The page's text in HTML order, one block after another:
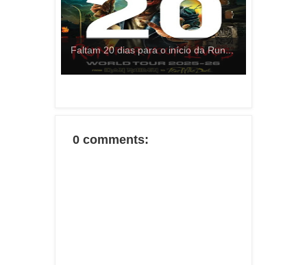
Faltam 20 dias para o início da Run...
0 comments: